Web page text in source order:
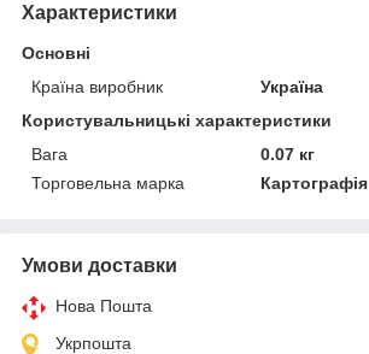
Характеристики
Основні
Країна виробник
Україна
Користувальницькі характеристики
Вага
0.07 кг
Торговельна марка
Картографія
Умови доставки
Нова Пошта
Укрпошта